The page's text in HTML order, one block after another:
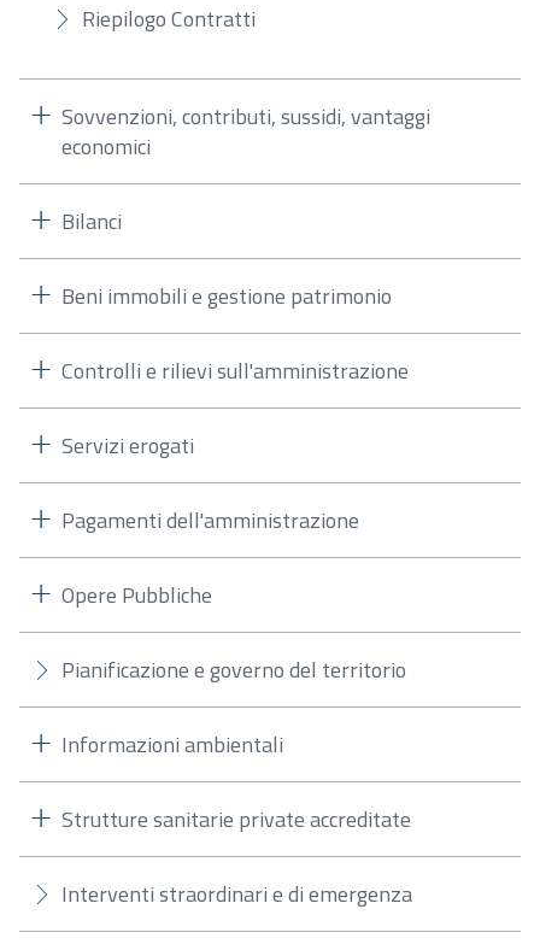
Riepilogo Contratti
Sovvenzioni, contributi, sussidi, vantaggi
economici
Bilanci
Beni immobili e gestione patrimonio
Controlli e rilievi sull'amministrazione
Servizi erogati
Pagamenti dell'amministrazione
Opere Pubbliche
Pianificazione e governo del territorio
Informazioni ambientali
Strutture sanitarie private accreditate
Interventi straordinari e di emergenza